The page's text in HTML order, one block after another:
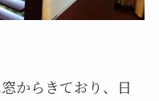
からきており、日